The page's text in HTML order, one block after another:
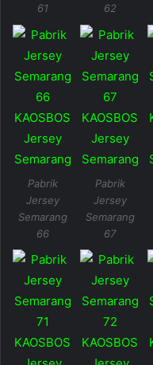
61
62
Pabrik
Jersey
Semarang
66
Pabrik
Jersey
Semarang
67